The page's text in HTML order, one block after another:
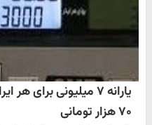
یارانه ۷ میلیونی
۷۰ هزار تومانی